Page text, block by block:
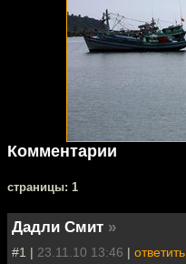
Комментарии
cтраницы: 1
Дадли Смит »
#1 | 23.11.10 13:46 | ответить